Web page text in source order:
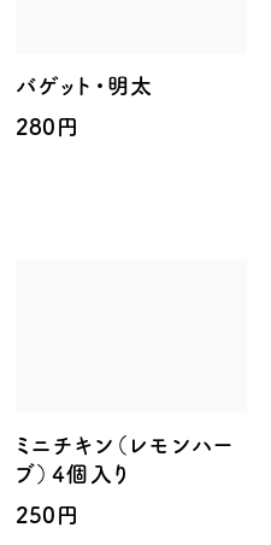
バゲット・明太
280円
ミニチキン（レモンハー
ブ）4個入り
250円